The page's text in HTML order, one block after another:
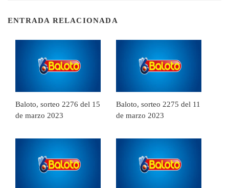
ENTRADA RELACIONADA
Baloto, sorteo 2276 del 15
de marzo 2023
Baloto, sorteo 2275 del 11
de marzo 2023